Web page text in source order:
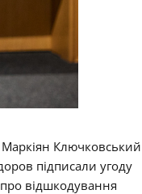
Маркіян Ключковський
підписали угоду
відшкодування